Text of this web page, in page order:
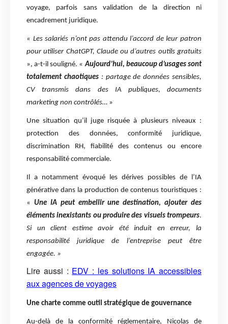
voyage, parfois sans validation de la direction ni
encadrement juridique.
« Les salariés n’ont pas attendu l’accord de leur patron
pour utiliser ChatGPT, Claude ou d’autres outils gratuits
», a-t-il souligné. «Aujourd’hui, beaucoup d’usages sont
totalement chaotiques: partage de données sensibles,
CV transmis dans des IA publiques, documents
marketing non contrôlés… »
Une situation qu’il juge risquée à plusieurs niveaux :
protection des données, conformité juridique,
discrimination RH, fiabilité des contenus ou encore
responsabilité commerciale.
Il a notamment évoqué les dérives possibles de l’IA
générative dans la production de contenus touristiques :
« Une IA peut embellir une destination, ajouter des
éléments inexistants ou produire des visuels trompeurs.
Si un client estime avoir été induit en erreur, la
responsabilité juridique de l’entreprise peut être
engagée. »
Lire aussi : EDV : les solutions IA accessibles
aux agences de voyages
Une charte comme outil stratégique de gouvernance
Au-delà de la conformité réglementaire, Nicolas de